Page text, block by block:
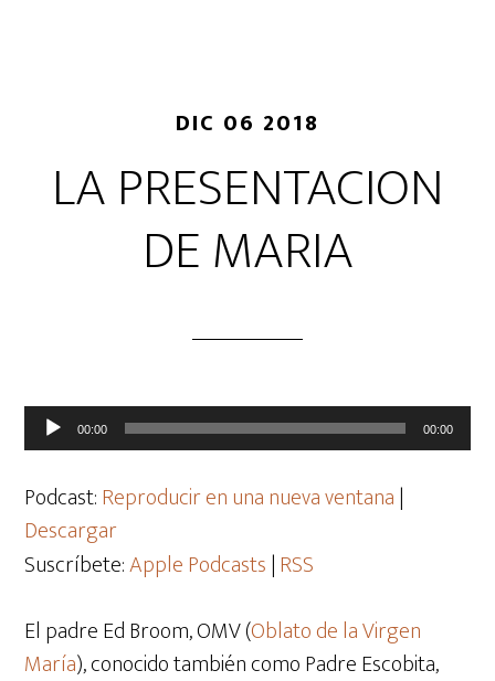
DIC 06 2018
LA PRESENTACION
DE MARIA
Reproductor
de
audio
00:00 00:00
Podcast:Reproducir en una nueva ventana|
Descargar
Suscríbete:Apple Podcasts|RSS
El padre Ed Broom, OMV (Oblato de la Virgen
María), conocido también como Padre Escobita,